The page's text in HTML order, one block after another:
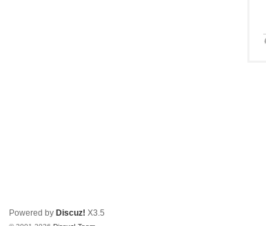
Powered by Discuz! X3.5